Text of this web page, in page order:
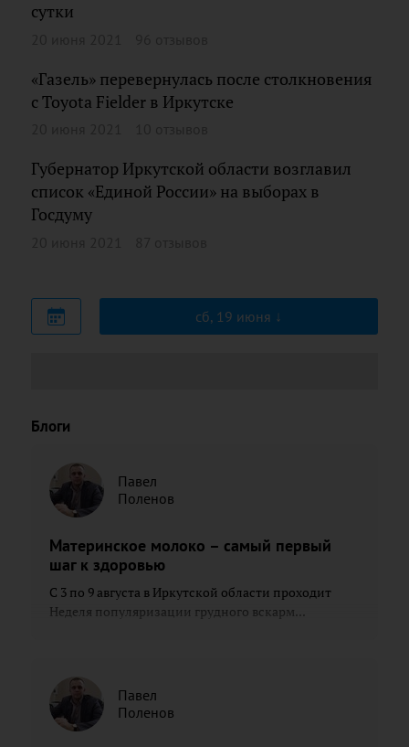
сутки
«Газель» перевернулась после столкновения
с Toyota Fielder в Иркутске
Губернатор Иркутской области возглавил
список «Единой России» на выборах в
Госдуму
сб, 19 июня
Блоги
Павел
Поленов
Материнское молоко – самый первый
шаг к здоровью
С 3 по 9 августа в Иркутской области проходит
Неделя популяризации грудного вскарм...
Павел
Поленов